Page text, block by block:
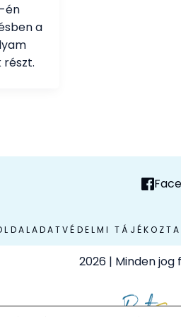
én
a
ADATVÉDELMI
2026| Minden jog